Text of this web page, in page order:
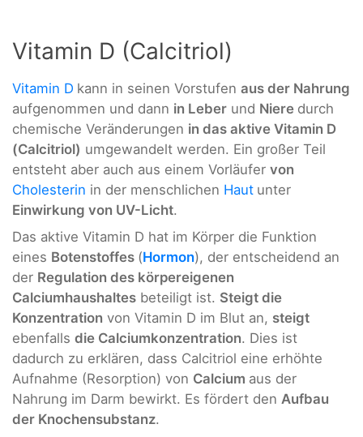
Vitamin D (Calcitriol)
Vitamin D kann in seinen Vorstufen aus der Nahrung
aufgenommen und dann in Leber und Niere durch
chemische Veränderungen in das aktive Vitamin D
(Calcitriol) umgewandelt werden. Ein großer Teil
entsteht aber auch aus einem Vorläufer von
Cholesterin in der menschlichen Haut unter
Einwirkung von UV-Licht.
Das aktive Vitamin D hat im Körper die Funktion
eines Botenstoffes (Hormon), der entscheidend an
der Regulation des körpereigenen
Calciumhaushaltes beteiligt ist. Steigt die
Konzentration von Vitamin D im Blut an, steigt
ebenfalls die Calciumkonzentration. Dies ist
dadurch zu erklären, dass Calcitriol eine erhöhte
Aufnahme (Resorption) von Calcium aus der
Nahrung im Darm bewirkt. Es fördert den Aufbau
der Knochensubstanz.